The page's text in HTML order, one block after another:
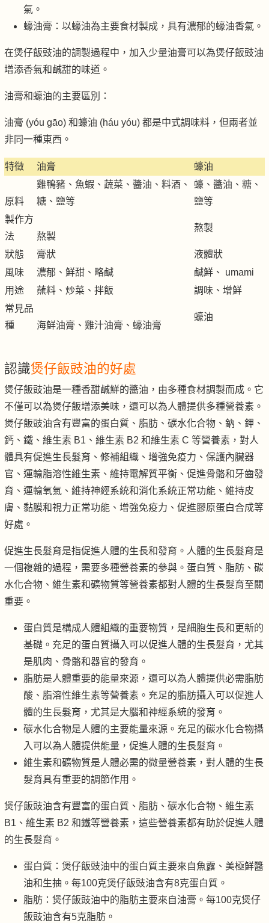
氣。
蠔油膏：以蠔油為主要食材製成，具有濃郁的蠔油香氣。
在煲仔飯豉油的調製過程中，加入少量油膏可以為煲仔飯豉油
增添香氣和鹹甜的味道。
油膏和蠔油的主要區別：
油膏 (yóu gāo) 和蠔油 (háu yóu) 都是中式調味料，但兩者並
非同一種東西。
特徵 油膏 蠔油
原料
雞鴨豬、魚蝦、蔬菜、醬油、料酒、
糖、鹽等
蠔、醬油、糖、
鹽等
製作方
法
熬製
熬製
狀態 膏狀
液體狀
風味
濃郁、鮮甜、略鹹
鹹鮮、 umami
用途
蘸料、炒菜、拌飯
調味、增鮮
常見品
種
海鮮油膏、雞汁油膏、蠔油膏
蠔油
認識煲仔飯豉油的好處
煲仔飯豉油是一種香甜鹹鮮的醬油，由多種食材調製而成。它
不僅可以為煲仔飯增添美味，還可以為人體提供多種營養素。
煲仔飯豉油含有豐富的蛋白質、脂肪、碳水化合物、鈉、鉀、
鈣、鐵、維生素 B1、維生素 B2 和維生素 C 等營養素，對人
體具有促進生長髮育、修補組織、增強免疫力、保護內臟器
官、運輸脂溶性維生素、維持電解質平衡、促進骨骼和牙齒發
育、運輸氧氣、維持神經系統和消化系統正常功能、維持皮
膚、黏膜和視力正常功能、增強免疫力、促進膠原蛋白合成等
好處。
促進生長髮育是指促進人體的生長和發育。人體的生長髮育是
一個複雜的過程，需要多種營養素的參與。蛋白質、脂肪、碳
水化合物、維生素和礦物質等營養素都對人體的生長髮育至關
重要。
蛋白質是構成人體組織的重要物質，是細胞生長和更新的
基礎。充足的蛋白質攝入可以促進人體的生長髮育，尤其
是肌肉、骨骼和器官的發育。
脂肪是人體重要的能量來源，還可以為人體提供必需脂肪
酸、脂溶性維生素等營養素。充足的脂肪攝入可以促進人
體的生長髮育，尤其是大腦和神經系統的發育。
碳水化合物是人體的主要能量來源。充足的碳水化合物攝
入可以為人體提供能量，促進人體的生長髮育。
維生素和礦物質是人體必需的微量營養素，對人體的生長
髮育具有重要的調節作用。
煲仔飯豉油含有豐富的蛋白質、脂肪、碳水化合物、維生素
B1、維生素 B2 和鐵等營養素，這些營養素都有助於促進人體
的生長髮育。
蛋白質：煲仔飯豉油中的蛋白質主要來自魚露、美極鮮醬
油和生抽。每100克煲仔飯豉油含有8克蛋白質。
脂肪：煲仔飯豉油中的脂肪主要來自油膏。每100克煲仔
飯豉油含有5克脂肪。